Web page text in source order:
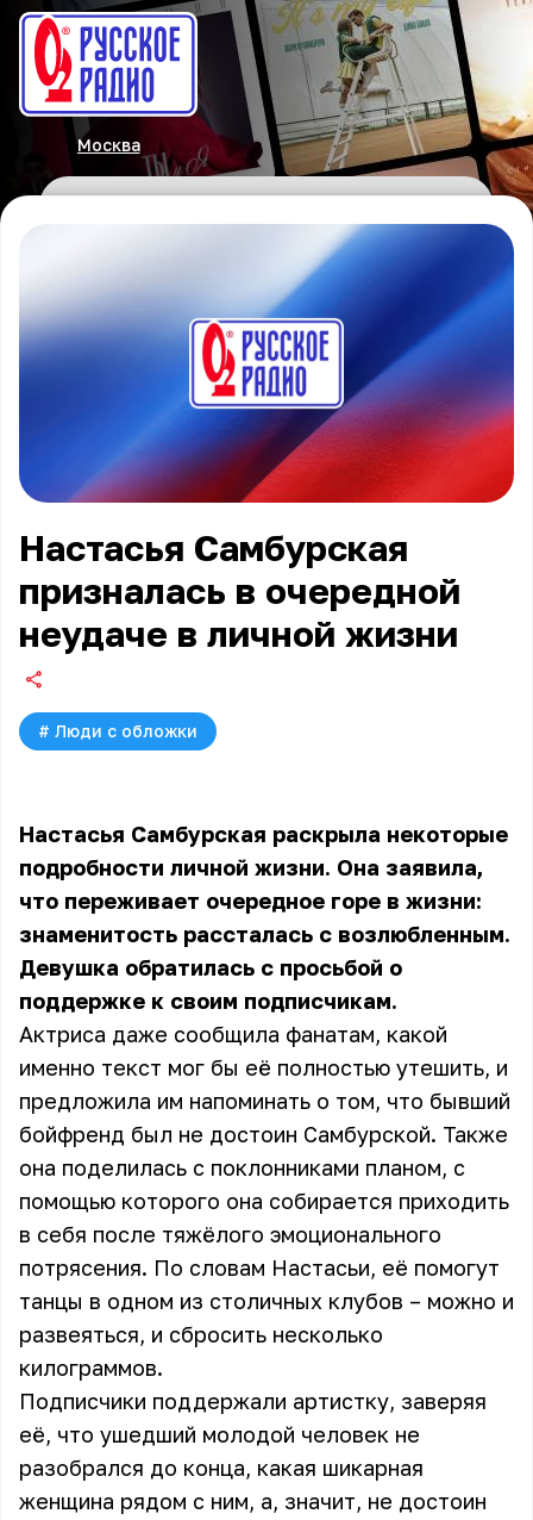
Москва
Настасья Самбурская
призналась в очередной
неудаче в личной жизни
# Люди с обложки
Настасья Самбурская раскрыла некоторые
подробности личной жизни. Она заявила,
что переживает очередное горе в жизни:
знаменитость рассталась с возлюбленным.
Девушка обратилась с просьбой о
поддержке к своим подписчикам.
Актриса даже сообщила фанатам, какой
именно текст мог бы её полностью утешить, и
предложила им напоминать о том, что бывший
бойфренд был не достоин Самбурской. Также
она поделилась с поклонниками планом, с
помощью которого она собирается приходить
в себя после тяжёлого эмоционального
потрясения. По словам Настасьи, её помогут
танцы в одном из столичных клубов – можно и
развеяться, и сбросить несколько
килограммов.
Подписчики поддержали артистку, заверяя
её, что ушедший молодой человек не
разобрался до конца, какая шикарная
женщина рядом с ним, а, значит, не достоин